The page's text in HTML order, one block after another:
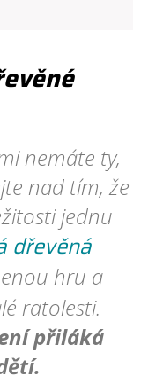
nemáte ty,
nad tím, že
jednu
dřevěná
hru a
ratolesti.
přiláká